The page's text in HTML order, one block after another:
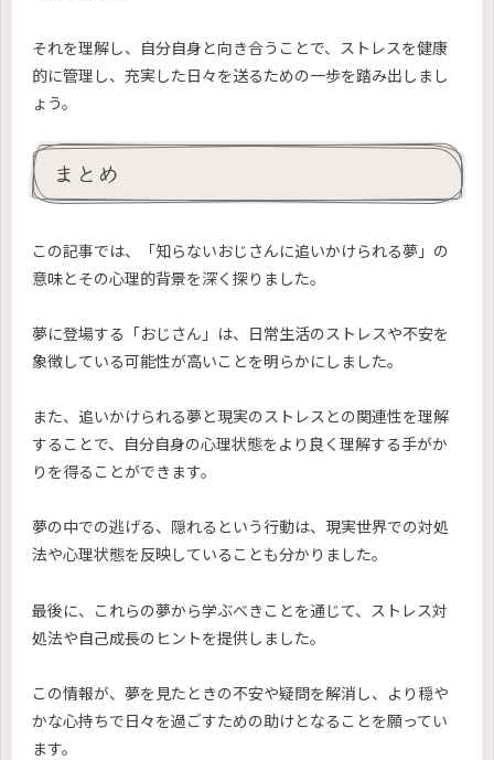
それを理解し、自分自身と向き合うことで、ストレスを健康
的に管理し、充実した日々を送るための一歩を踏み出しまし
ょう。
まとめ
この記事では、「知らないおじさんに追いかけられる夢」の
意味とその心理的背景を深く探りました。
夢に登場する「おじさん」は、日常生活のストレスや不安を
象徴している可能性が高いことを明らかにしました。
また、追いかけられる夢と現実のストレスとの関連性を理解
することで、自分自身の心理状態をより良く理解する手がか
りを得ることができます。
夢の中での逃げる、隠れるという行動は、現実世界での対処
法や心理状態を反映していることも分かりました。
最後に、これらの夢から学ぶべきことを通じて、ストレス対
処法や自己成長のヒントを提供しました。
この情報が、夢を見たときの不安や疑問を解消し、より穏や
かな心持ちで日々を過ごすための助けとなることを願ってい
ます。